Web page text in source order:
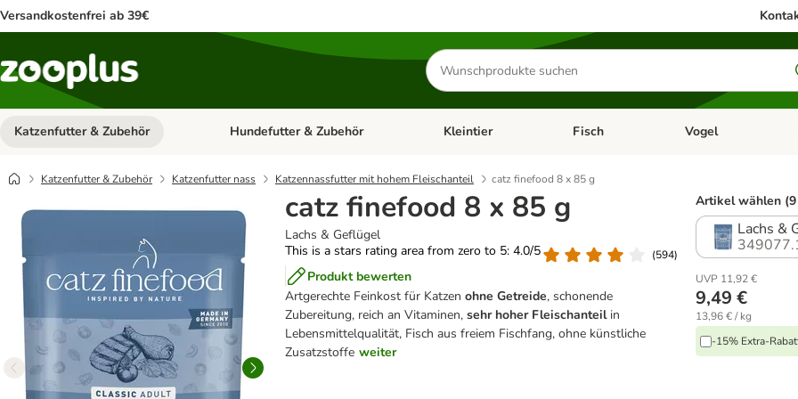
Versandkostenfrei ab 39€
Produkte
suchen
Katzenfutter & Zubehör Kategorie-Menü öffnen: Katzenfutter & Zubehör
Hundefutter & Zubehör Kategorie-Menü öffnen: Hundefutter & Zubehör
Kleintier Kategorie-Menü öffnen: Kleintier
Fisch Kategorie-Menü
Vogel
Katzenfutter & Zubehör Katzenfutter nass Katzennassfutter mit hohem Fleischanteil catz finefood 8 x 85 g
catz finefood 8 x 85 g
Lachs & Geflügel
This is a stars rating area from zero to 5: 4.0/5
(594)
Produkt bewerten
Artgerechte Feinkost für Katzen ohne Getreide, schonende
Zubereitung, reich an Vitaminen, sehr hoher Fleischanteilin
Lebensmittelqualität, Fisch aus freiem Fischfang, ohne künstliche
Zusatzstoffe weiter
Artikel wählen
Lachs &
UVP 11,92 €
9,49 €
13,96 € / kg
-15% Extra-